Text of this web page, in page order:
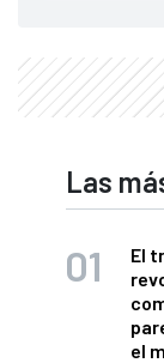
Las
El
el